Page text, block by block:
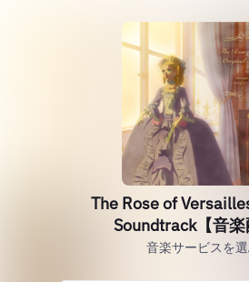
The Rose of
Soundtrack【音楽
音楽サービスを